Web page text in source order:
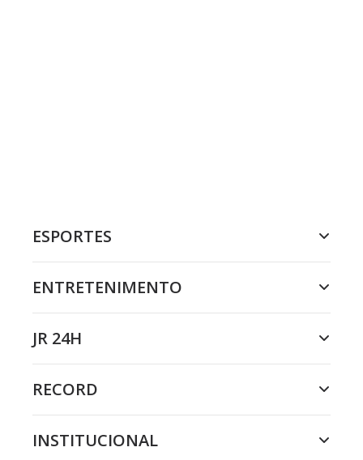
ESPORTES
ENTRETENIMENTO
JR 24H
RECORD
INSTITUCIONAL